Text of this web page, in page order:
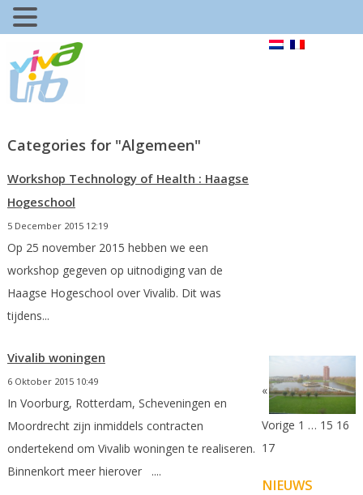
Categories for "Algemeen"
Workshop Technology of Health : Haagse
Hogeschool
5 December 2015 12:19
Op 25 november 2015 hebben we een
workshop gegeven op uitnodiging van de
Haagse Hogeschool over Vivalib. Dit was
tijdens...
Vivalib woningen
6 Oktober 2015 10:49
In Voorburg, Rotterdam, Scheveningen en
Moordrecht zijn inmiddels contracten
ondertekend om Vivalib woningen te realiseren.
Binnenkort meer hierover ....
«
Vorige 1 … 15 16
17
NIEUWS